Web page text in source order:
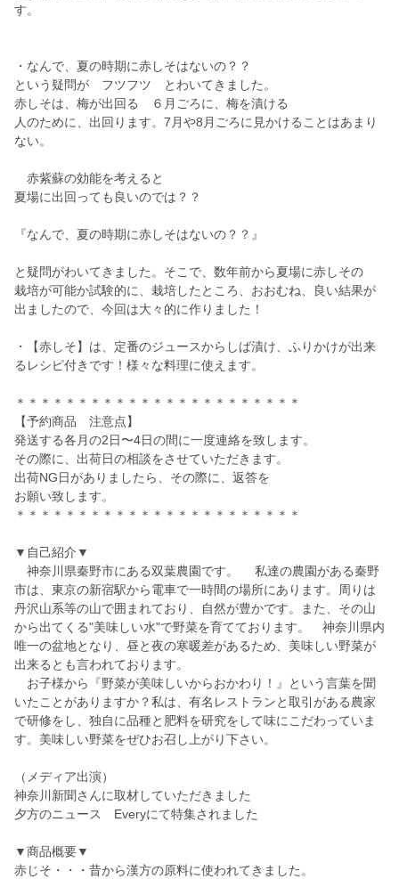
す。
・なんで、夏の時期に赤しそはないの？？
という疑問が フツフツ とわいてきました。
赤しそは、梅が出回る ６月ごろに、梅を漬ける
人のために、出回ります。7月や8月ごろに見かけることはあまり
ない。
赤紫蘇の効能を考えると
夏場に出回っても良いのでは？？
『なんで、夏の時期に赤しそはないの？？』
と疑問がわいてきました。そこで、数年前から夏場に赤しその
栽培が可能か試験的に、栽培したところ、おおむね、良い結果が
出ましたので、今回は大々的に作りました！
・【赤しそ】は、定番のジュースからしば漬け、ふりかけが出来
るレシピ付きです！様々な料理に使えます。
＊＊＊＊＊＊＊＊＊＊＊＊＊＊＊＊＊＊＊＊＊＊＊
【予約商品 注意点】
発送する各月の2日〜4日の間に一度連絡を致します。
その際に、出荷日の相談をさせていただきます。
出荷NG日がありましたら、その際に、返答を
お願い致します。
＊＊＊＊＊＊＊＊＊＊＊＊＊＊＊＊＊＊＊＊＊＊＊
▼自己紹介▼
神奈川県秦野市にある双葉農園です。 私達の農園がある秦野
市は、東京の新宿駅から電車で一時間の場所にあります。周りは
丹沢山系等の山で囲まれており、自然が豊かです。また、その山
から出てくる"美味しい水"で野菜を育てております。 神奈川県内
唯一の盆地となり、昼と夜の寒暖差があるため、美味しい野菜が
出来るとも言われております。
お子様から『野菜が美味しいからおかわり！』という言葉を聞
いたことがありますか？私は、有名レストランと取引がある農家
で研修をし、独自に品種と肥料を研究をして味にこだわっていま
す。美味しい野菜をぜひお召し上がり下さい。
（メディア出演）
神奈川新聞さんに取材していただきました
夕方のニュース Everyにて特集されました
▼商品概要▼
赤じそ・・・昔から漢方の原料に使われてきました。